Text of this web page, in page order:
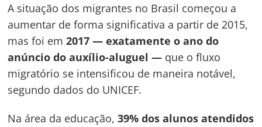
A situação dos migrantes no Brasil começou a
aumentar de forma significativa a partir de 2015,
mas foi em2017 — exatamente o ano do
anúncio do auxílio-aluguel — que o fluxo
migratório se intensificou de maneira notável,
segundo dados do UNICEF.
Na área da educação,39% dos alunos atendidos